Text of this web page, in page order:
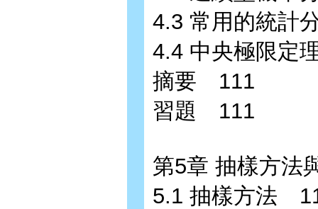
4.3 常用的統計
4.4 中央極限定
摘要 111
習題 111
第5章 抽樣方
5.1 抽樣方法